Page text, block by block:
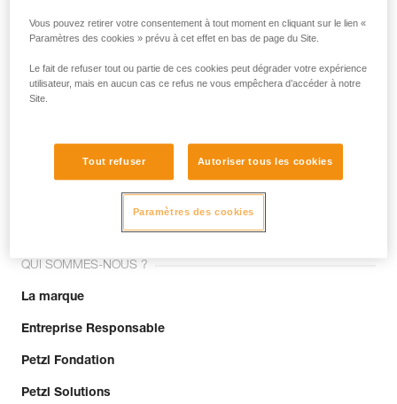
Email *
Rejoignez la communauté !
QUI SOMMES-NOUS ?
La marque
Entreprise Responsable
Petzl Fondation
Petzl Solutions
Vous pouvez retirer votre consentement à tout moment en cliquant sur le lien «
Paramètres des cookies » prévu à cet effet en bas de page du Site.
Le fait de refuser tout ou partie de ces cookies peut dégrader votre expérience
utilisateur, mais en aucun cas ce refus ne vous empêchera d’accéder à notre
Site.
Tout refuser Autoriser tous les cookies
Paramètres des cookies